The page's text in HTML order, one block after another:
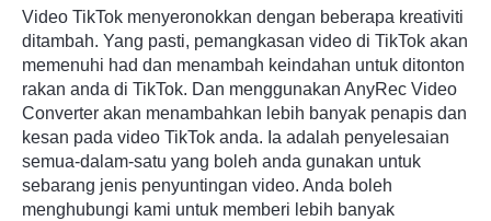
Video TikTok menyeronokkan dengan beberapa kreativiti
ditambah. Yang pasti, pemangkasan video di TikTok akan
memenuhi had dan menambah keindahan untuk ditonton
rakan anda di TikTok. Dan menggunakan AnyRec Video
Converter akan menambahkan lebih banyak penapis dan
kesan pada video TikTok anda. Ia adalah penyelesaian
semua-dalam-satu yang boleh anda gunakan untuk
sebarang jenis penyuntingan video. Anda boleh
menghubungi kami untuk memberi lebih banyak